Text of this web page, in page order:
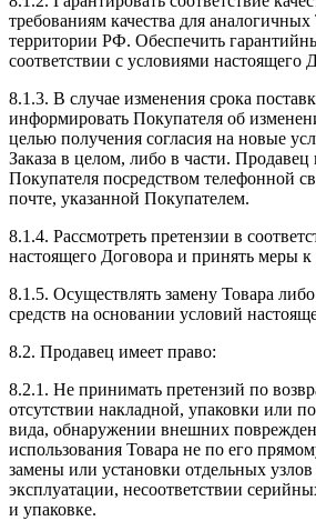
требованиям качества для аналогичных
территории РФ. Обеспечить
соответствии с условиями настоящего
8.1.3. В случае изменения срока
информировать Покупателя об
целью получения согласия на новые
Заказа в целом, либо в части.
Покупателя посредством телефонной
почте, указанной Покупателем.
8.1.4. Рассмотреть претензии в
настоящего Договора и принять меры
8.1.5. Осуществлять замену Товара
средств на основании условий
8.2. Продавец имеет право:
8.2.1. Не принимать претензий по
отсутствии накладной, упаковки или
вида, обнаружении внешних
использования Товара не по его
замены или установки отдельных узлов
эксплуатации, несоответствии
и упаковке.